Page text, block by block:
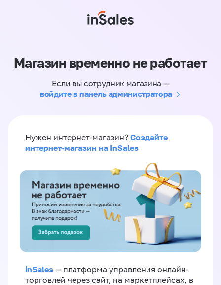
Магазин временно не работает
Если вы сотрудник магазина —
войдите в панель администратора
Нужен интернет-магазин? Создайте
интернет-магазин на InSales
inSales — платформа управления онлайн-
торговлей через сайт, на маркетплейсах, в